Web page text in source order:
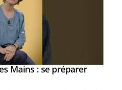
Mains : se préparer